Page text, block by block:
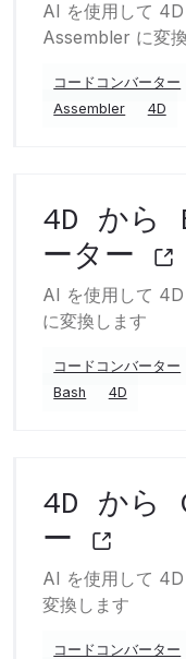
AI を使用して
Assembler に変
コードコンバーター
Assembler
4D
4D から
ーター
AI を使用して
に変換します
コードコンバーター
Bash
4D
4D から
ー
AI を使用して
変換します
コードコンバーター